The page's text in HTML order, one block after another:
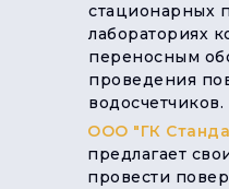
стационарных
лабораториях
переносным
проведения
водосчетчиков.
ООО "ГК
предлагает
провести